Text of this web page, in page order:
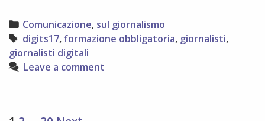
intervento
a
digits17
Categories
Comunicazione, sul giornalismo
Tags
digits17, formazione obbligatoria, giornalisti,
giornalisti digitali
Leave a comment